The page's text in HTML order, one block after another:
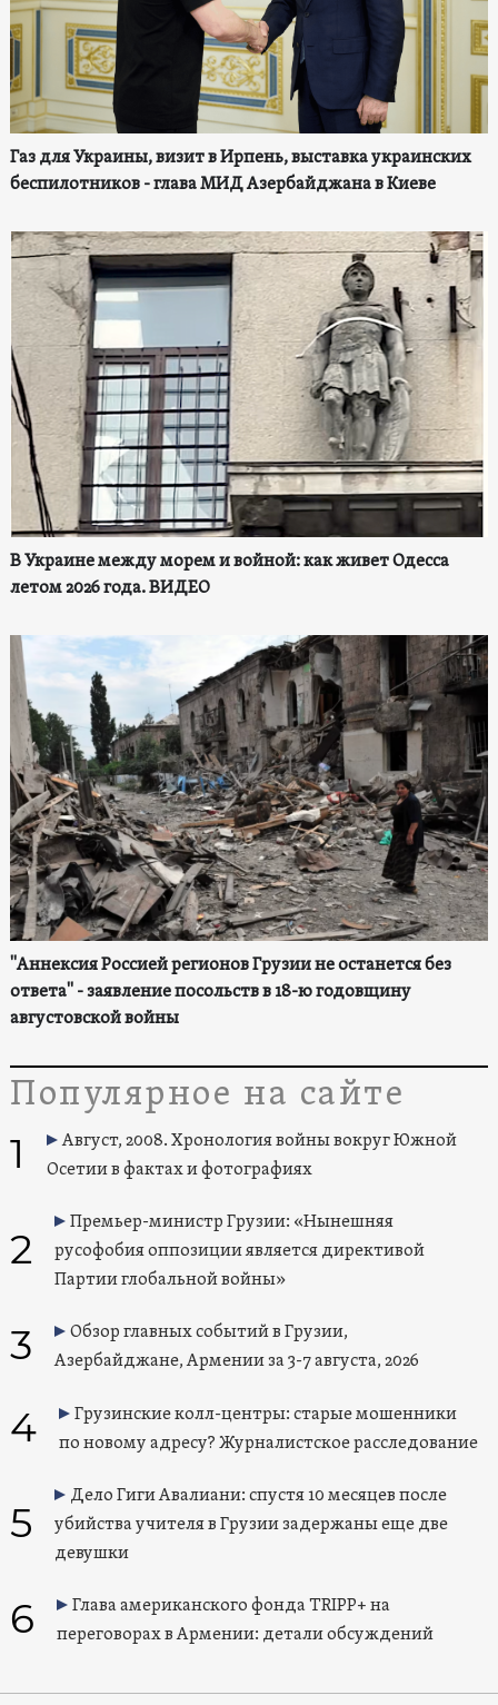
Газ для Украины, визит в Ирпень, выставка украинских
беспилотников - глава МИД Азербайджана в Киеве
В Украине между морем и войной: как живет Одесса
летом 2026 года. ВИДЕО
"Аннексия Россией регионов Грузии не останется без
ответа" - заявление посольств в 18-ю годовщину
августовской войны
Популярное на сайте
1
Август, 2008. Хронология войны вокруг Южной
Осетии в фактах и фотографиях
2
Премьер-министр Грузии: «Нынешняя
русофобия оппозиции является директивой
Партии глобальной войны»
3
Обзор главных событий в Грузии,
Азербайджане, Армении за 3-7 августа, 2026
4
Грузинские колл-центры: старые мошенники
по новому адресу? Журналистское расследование
5
Дело Гиги Авалиани: спустя 10 месяцев после
убийства учителя в Грузии задержаны еще две
девушки
6
Глава американского фонда TRIPP+ на
переговорах в Армении: детали обсуждений